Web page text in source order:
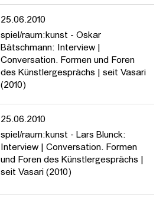
25.06.2010
spiel/raum:kunst - Oskar
Bätschmann: Interview |
Conversation. Formen und Foren
des Künstlergesprächs | seit Vasari
(2010)
25.06.2010
spiel/raum:kunst - Lars Blunck:
Interview | Conversation. Formen
und Foren des Künstlergesprächs |
seit Vasari (2010)